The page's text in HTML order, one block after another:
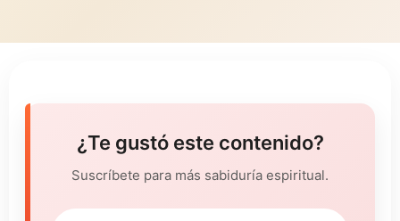
¿Te gustó este contenido?
Suscríbete para más sabiduría espiritual.